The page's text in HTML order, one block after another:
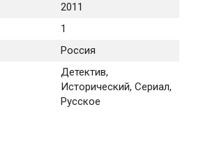
2011
1
Россия
Детектив,
Исторический, Сериал,
Русское